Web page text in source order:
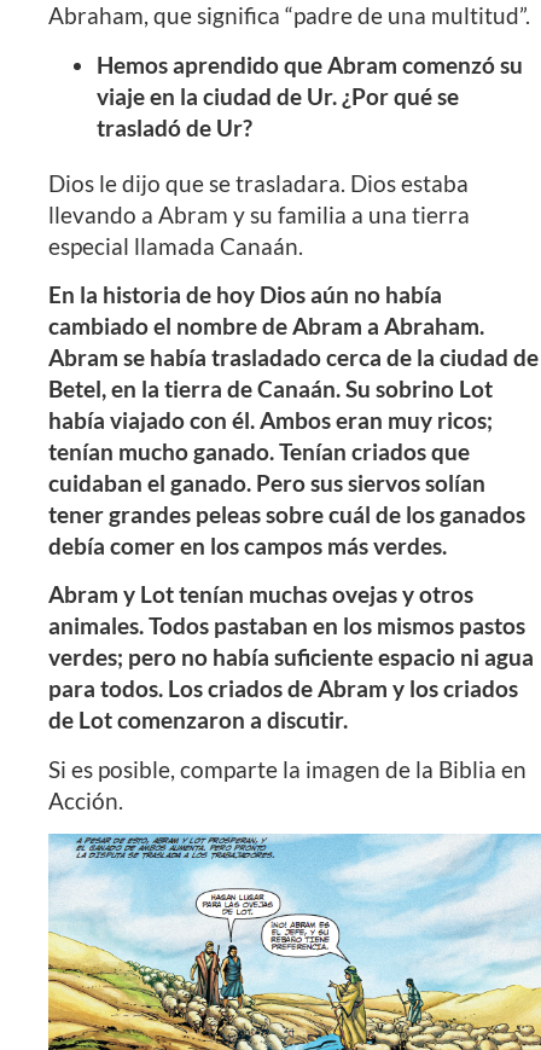
Abraham, que significa “padre de una multitud”.
Hemos aprendido que Abram comenzó su
viaje en la ciudad de Ur. ¿Por qué se
trasladó de Ur?
Dios le dijo que se trasladara. Dios estaba
llevando a Abram y su familia a una tierra
especial llamada Canaán.
En la historia de hoy Dios aún no había
cambiado el nombre de Abram a Abraham.
Abram se había trasladado cerca de la ciudad de
Betel, en la tierra de Canaán. Su sobrino Lot
había viajado con él. Ambos eran muy ricos;
tenían mucho ganado. Tenían criados que
cuidaban el ganado. Pero sus siervos solían
tener grandes peleas sobre cuál de los ganados
debía comer en los campos más verdes.
Abram y Lot tenían muchas ovejas y otros
animales. Todos pastaban en los mismos pastos
verdes; pero no había suficiente espacio ni agua
para todos. Los criados de Abram y los criados
de Lot comenzaron a discutir.
Si es posible, comparte la imagen de la Biblia en
Acción.